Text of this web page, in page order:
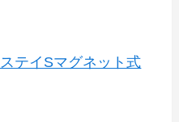
テイSマグネット式